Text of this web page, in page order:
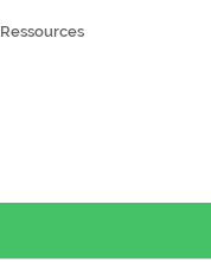
Ressources